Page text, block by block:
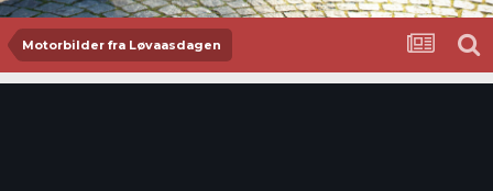
Motorbilder fra Løvaasdagen